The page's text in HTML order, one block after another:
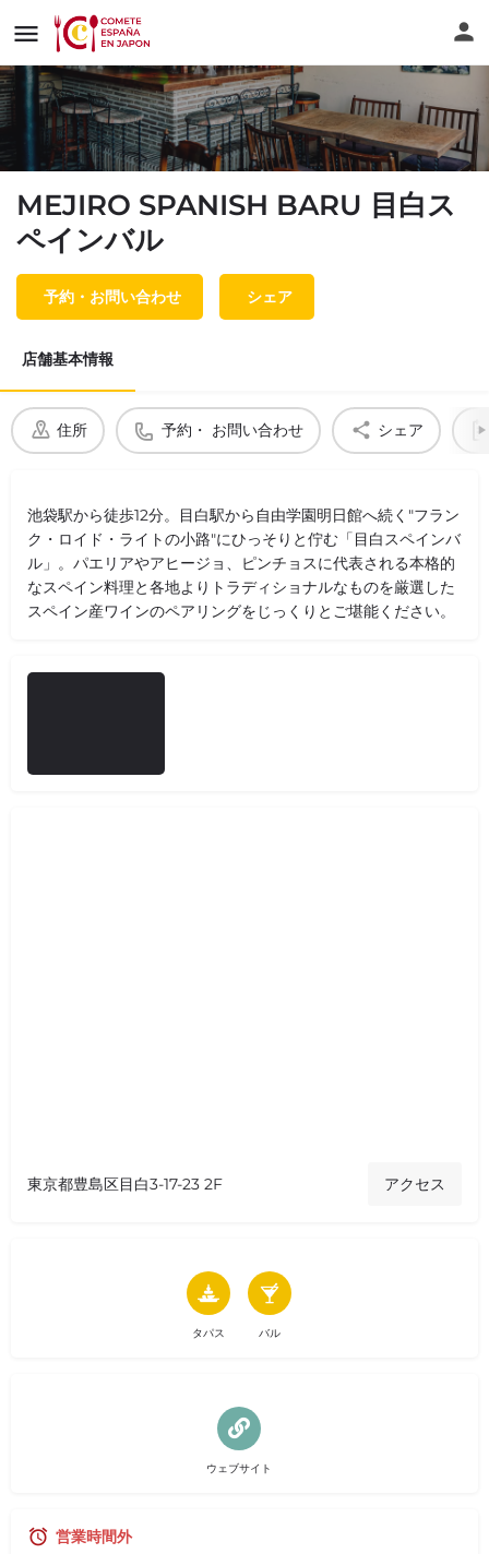
MEJIRO SPANISH BARU 目白ス
ペインバル
予約・お問い合わせ シェア
店舗基本情報
住所 予約・ お問い合わせ シェア
池袋駅から徒歩12分。目白駅から自由学園明日館へ続く"フラン
ク・ロイド・ライトの小路"にひっそりと佇む「目白スペインバ
ル」。パエリアやアヒージョ、ピンチョスに代表される本格的
なスペイン料理と各地よりトラディショナルなものを厳選した
スペイン産ワインのペアリングをじっくりとご堪能ください。
東京都豊島区目白3-17-23 2F アクセス
タパス バル
ウェブサイト
営業時間外